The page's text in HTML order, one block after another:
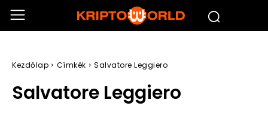
Kezdőlap Címkék Salvatore Leggiero
Salvatore Leggiero